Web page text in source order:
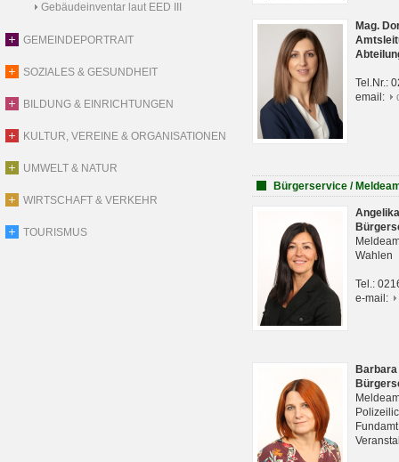
Gebäudeinventar laut EED III
GEMEINDEPORTRAIT
SOZIALES & GESUNDHEIT
BILDUNG & EINRICHTUNGEN
KULTUR, VEREINE & ORGANISATIONEN
UMWELT & NATUR
WIRTSCHAFT & VERKEHR
TOURISMUS
Mag.
Tel.Nr.:
email:
Bürgerservice /
Wahlen
Tel.:
e-mail: